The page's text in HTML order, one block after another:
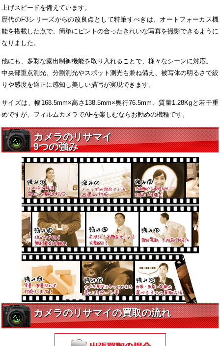
上げスピードを備えています。
歴代のF3シリーズからの改良点として特筆すべきは、オートフォーカス機
能を搭載した点で、簡単にピントの合ったきれいな写真を撮影できるように
なりました。
他にも、多彩な露出制御機能を取り入れることで、様々なシーンに対応。
中央部重点測光、分割測光やスポット測光も兼ね備え、被写体の明るさで絞
りや感度を適正に感知し美しい描写が実現できます。
サイズは、幅168.5mm×高さ138.5mm×奥行76.5mm、質量1.28Kgと若干重
めですが、フィルムカメラでAFを楽しむならお勧めの機種です。